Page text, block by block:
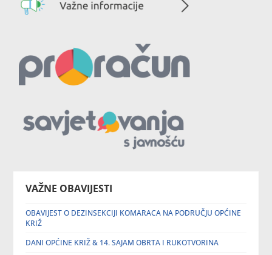
VAŽNE OBAVIJESTI
OBAVIJEST O DEZINSEKCIJI KOMARACA NA PODRUČJU OPĆINE
KRIŽ
DANI OPĆINE KRIŽ & 14. SAJAM OBRTA I RUKOTVORINA